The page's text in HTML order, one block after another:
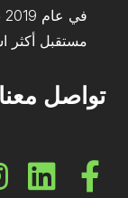
مستقبل أكثر
تواصل معنا